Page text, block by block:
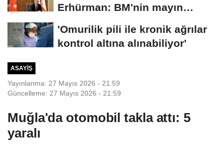
Erhürman: BM'nin mayın
'Omurilik pili ile kronik ağrılar
kontrol altına alınabiliyor'
ASAYIŞ
Yayınlanma: 27 Mayıs 2026 - 21:59
Güncelleme: 27 Mayıs 2026 - 21:59
Muğla'da otomobil takla attı: 5
yaralı